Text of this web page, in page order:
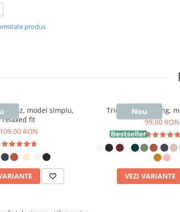
Bumbac Organic ringspun pieptănat
bumbac
celelalte culori – acesta este aspectul autentic
îi conferă unicitatea.
moale, fiind extrem de plăcut la purtare.
produs
Briz, model simplu,
relaxed fit
109,00 RON
Tricou unisex Sting,
99,00 RON
VEZI VARIANTE